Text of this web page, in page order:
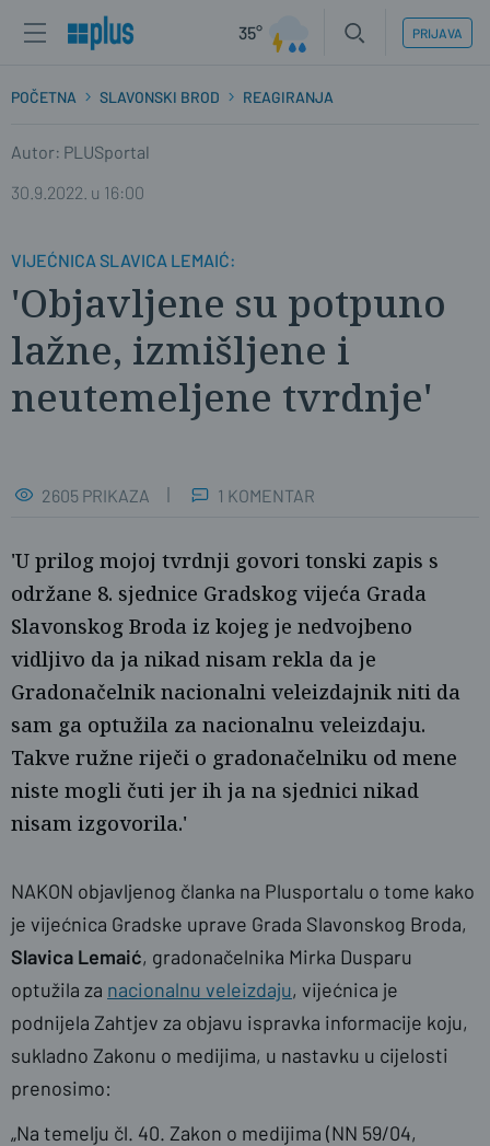
35° PRIJAVA
POČETNA SLAVONSKI BROD REAGIRANJA
Autor: PLUSportal
30.9.2022. u 16:00
VIJEĆNICA SLAVICA LEMAIĆ:
'Objavljene su potpuno
lažne, izmišljene i
neutemeljene tvrdnje'
2605 PRIKAZA 1 KOMENTAR
'U prilog mojoj tvrdnji govori tonski zapis s
održane 8. sjednice Gradskog vijeća Grada
Slavonskog Broda iz kojeg je nedvojbeno
vidljivo da ja nikad nisam rekla da je
Gradonačelnik nacionalni veleizdajnik niti da
sam ga optužila za nacionalnu veleizdaju.
Takve ružne riječi o gradonačelniku od mene
niste mogli čuti jer ih ja na sjednici nikad
nisam izgovorila.'
NAKON objavljenog članka na Plusportalu o tome kako
je vijećnica Gradske uprave Grada Slavonskog Broda,
Slavica Lemaić, gradonačelnika Mirka Dusparu
optužila za nacionalnu veleizdaju, vijećnica je
podnijela Zahtjev za objavu ispravka informacije koju,
sukladno Zakonu o medijima, u nastavku u cijelosti
prenosimo:
„Na temelju čl. 40. Zakon o medijima (NN 59/04,